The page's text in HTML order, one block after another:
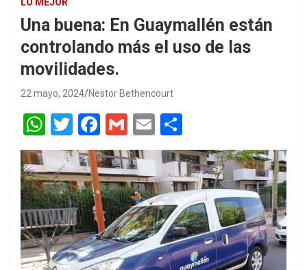
Una buena: En Guaymallén están
controlando más el uso de las
movilidades.
22 mayo, 2024 Nestor Bethencourt
W
h
at
s
A
p
p
T
wi
tt
er
F
a
ce
b
o
o
k
G
m
ail
E
m
ail
h
ar
e